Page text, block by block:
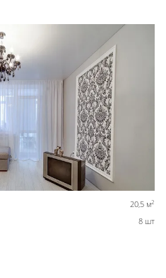
20,5 м2
8 шт